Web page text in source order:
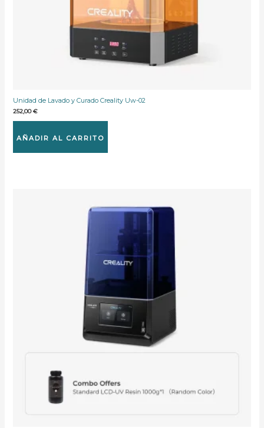
Unidad de Lavado y Curado Creality Uw-02
252,00€
AÑADIR AL CARRITO